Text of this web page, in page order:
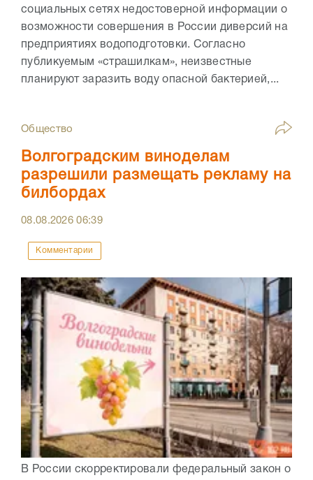
социальных сетях недостоверной информации о
возможности совершения в России диверсий на
предприятиях водоподготовки. Согласно
публикуемым «страшилкам», неизвестные
планируют заразить воду опасной бактерией,...
Общество
Волгоградским виноделам
разрешили размещать рекламу на
билбордах
08.08.202606:39
Комментарии
В России скорректировали федеральный закон о